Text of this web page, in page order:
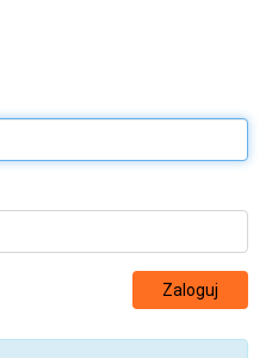
Zaloguj